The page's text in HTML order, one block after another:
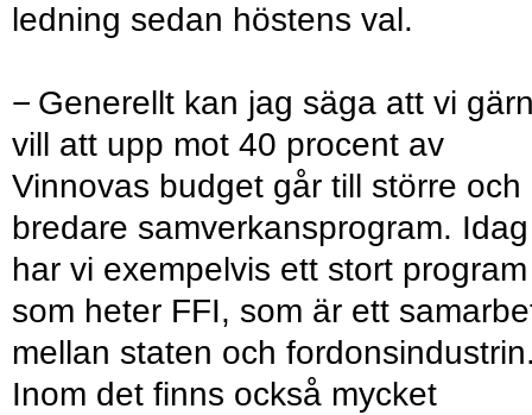
ledning sedan höstens val.
− Generellt kan jag säga att vi
vill att upp mot 40 procent av
Vinnovas budget går till större och
bredare samverkansprogram. Idag
har vi exempelvis ett stort program
som heter FFI, som är ett
mellan staten och
Inom det finns också mycket